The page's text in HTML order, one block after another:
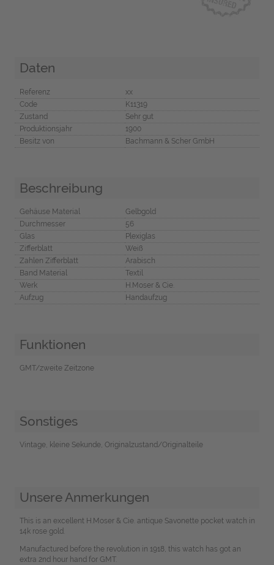
Daten
Referenz
xx
Code
K11319
Zustand
Sehr gut
Produktionsjahr
1900
Besitz von
Bachmann & Scher GmbH
Beschreibung
Gehäuse Material
Gelbgold
Durchmesser
56
Glas
Plexiglas
Zifferblatt
Weiß
Zahlen Zifferblatt
Arabisch
Band Material
Textil
Werk
H.Moser & Cie.
Aufzug
Handaufzug
Funktionen
GMT/zweite Zeitzone
Sonstiges
Vintage, kleine Sekunde, Originalzustand/Originalteile
Unsere Anmerkungen
This is an excellent H.Moser & Cie. antique Savonette pocket watch in
14k rose gold.
Manufactured before the revolution in 1918, this watch has got an
extra 2nd hour hand for GMT.